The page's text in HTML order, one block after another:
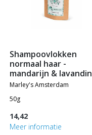
shampoovlokken
normaal haar -
mandarijn & lavandin
marley's amsterdam
50g
14,42
Meer informatie